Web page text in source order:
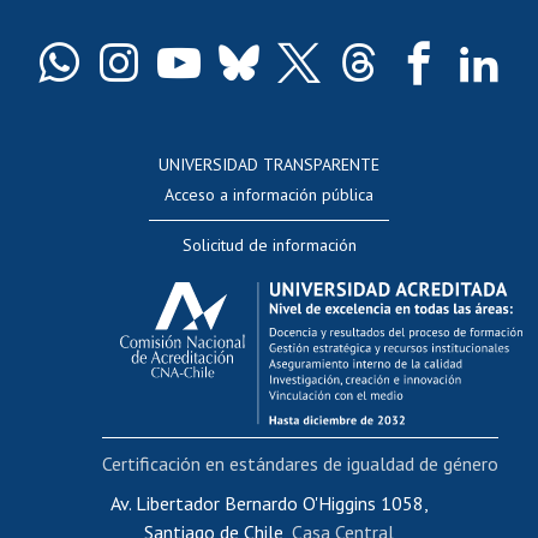
Docentes
Evaluación docente
Calificación académica
Postulación al AUCAI
Funcionarias/os
Cursos internos de capacitación
Bienestar del personal
Portal de movilidad interna
Certificado de renta
Certificado de renta honorarios
UNIVERSIDAD TRANSPARENTE
Acceso a información pública
Solicitud de información
Av. Libertador Bernardo O'Higgins 1058,
Santiago de Chile, Casa Central
Certificación en estándares de igualdad de género